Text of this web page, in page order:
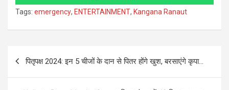
Tags: emergency, ENTERTAINMENT, Kangana Ranaut
navigation
पितृपक्ष 2024: इन 5 चीजों के दान से पितर होंगे खुश, बरसाएंगे कृपा…